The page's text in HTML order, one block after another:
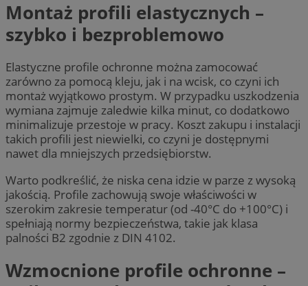
Montaż profili elastycznych –
szybko i bezproblemowo
Elastyczne profile ochronne można zamocować
zarówno za pomocą kleju, jak i na wcisk, co czyni ich
montaż wyjątkowo prostym. W przypadku uszkodzenia
wymiana zajmuje zaledwie kilka minut, co dodatkowo
minimalizuje przestoje w pracy. Koszt zakupu i instalacji
takich profili jest niewielki, co czyni je dostępnymi
nawet dla mniejszych przedsiębiorstw.
Warto podkreślić, że niska cena idzie w parze z wysoką
jakością. Profile zachowują swoje właściwości w
szerokim zakresie temperatur (od -40°C do +100°C) i
spełniają normy bezpieczeństwa, takie jak klasa
palności B2 zgodnie z DIN 4102.
Wzmocnione profile ochronne –